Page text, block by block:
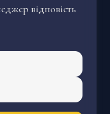
відповість